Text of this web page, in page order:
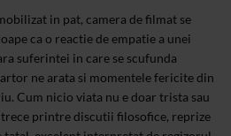
in pat, camera defilmat se
ca o reactie deempatie a unei
suferintei in care se scufunda
ne arata si momentele fericite din
Cum nicio viata nu e doar trista sau
trece printre discutii filosofice, reprize